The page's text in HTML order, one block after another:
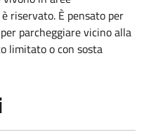
riservato. È pensato per
parcheggiare vicino alla
limitato o con sosta